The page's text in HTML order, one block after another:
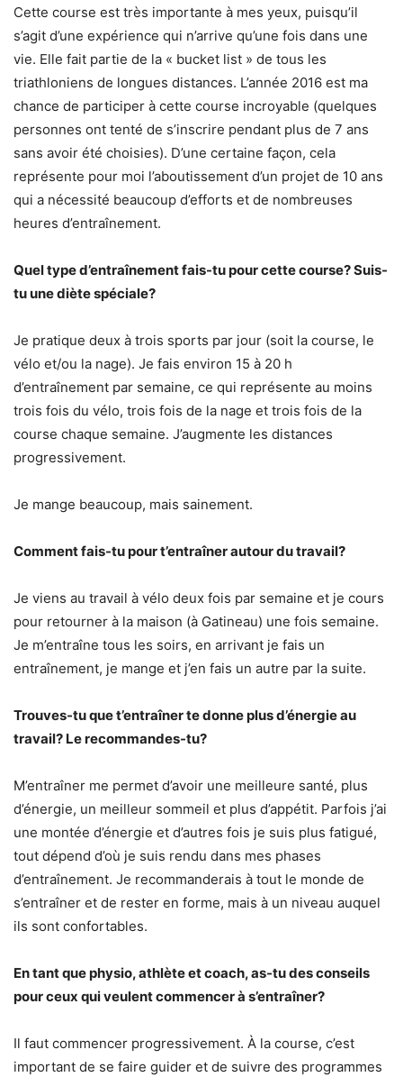
Cette course est très importante à mes yeux, puisqu’il
s’agit d’une expérience qui n’arrive qu’une fois dans une
vie. Elle fait partie de la « bucket list » de tous les
triathloniens de longues distances. L’année 2016 est ma
chance de participer à cette course incroyable (quelques
personnes ont tenté de s’inscrire pendant plus de 7 ans
sans avoir été choisies). D’une certaine façon, cela
représente pour moi l’aboutissement d’un projet de 10 ans
qui a nécessité beaucoup d’efforts et de nombreuses
heures d’entraînement.
Quel type d’entraînement fais-tu pour cette course? Suis-
tu une diète spéciale?
Je pratique deux à trois sports par jour (soit la course, le
vélo et/ou la nage). Je fais environ 15 à 20 h
d’entraînement par semaine, ce qui représente au moins
trois fois du vélo, trois fois de la nage et trois fois de la
course chaque semaine. J’augmente les distances
progressivement.
Je mange beaucoup, mais sainement.
Comment fais-tu pour t’entraîner autour du travail?
Je viens au travail à vélo deux fois par semaine et je cours
pour retourner à la maison (à Gatineau) une fois semaine.
Je m’entraîne tous les soirs, en arrivant je fais un
entraînement, je mange et j’en fais un autre par la suite.
Trouves-tu que t’entraîner te donne plus d’énergie au
travail? Le recommandes-tu?
M’entraîner me permet d’avoir une meilleure santé, plus
d’énergie, un meilleur sommeil et plus d’appétit. Parfois j’ai
une montée d’énergie et d’autres fois je suis plus fatigué,
tout dépend d’où je suis rendu dans mes phases
d’entraînement. Je recommanderais à tout le monde de
s’entraîner et de rester en forme, mais à un niveau auquel
ils sont confortables.
En tant que physio, athlète et coach, as-tu des conseils
pour ceux qui veulent commencer à s’entraîner?
Il faut commencer progressivement. À la course, c’est
important de se faire guider et de suivre des programmes